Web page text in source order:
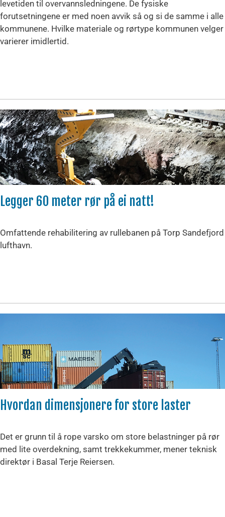
levetiden til overvannsledningene. De fysiske
forutsetningene er med noen avvik så og si de samme i alle
kommunene. Hvilke materiale og rørtype kommunen velger
varierer imidlertid.
Legger 60 meter rør på ei natt!
Omfattende rehabilitering av rullebanen på Torp Sandefjord
lufthavn.
Hvordan dimensjonere for store laster
Det er grunn til å rope varsko om store belastninger på rør
med lite overdekning, samt trekkekummer, mener teknisk
direktør i Basal Terje Reiersen.